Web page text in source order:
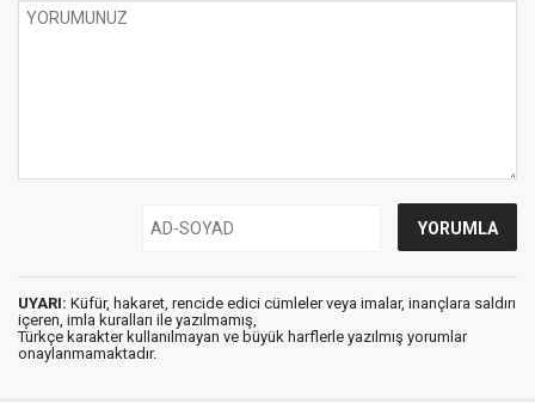
UYARI: Küfür, hakaret, rencide edici cümleler veya imalar, inançlara saldırı
içeren, imla kuralları ile yazılmamış,
Türkçe karakter kullanılmayan ve büyük harflerle yazılmış yorumlar
onaylanmamaktadır.